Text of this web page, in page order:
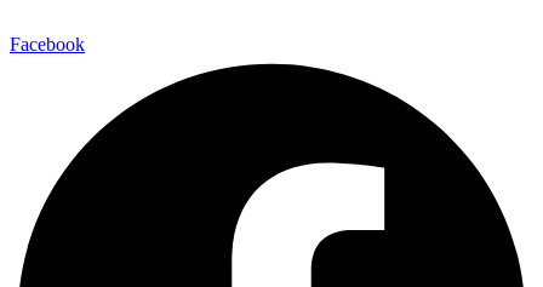
Facebook